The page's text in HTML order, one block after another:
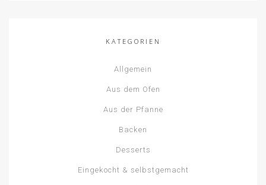
KATEGORIEN
Allgemein
Aus dem Ofen
Aus der Pfanne
Backen
Desserts
Eingekocht & selbstgemacht